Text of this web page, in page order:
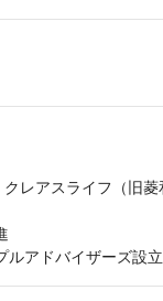
レアスライフ（旧菱
アドバイザーズ設